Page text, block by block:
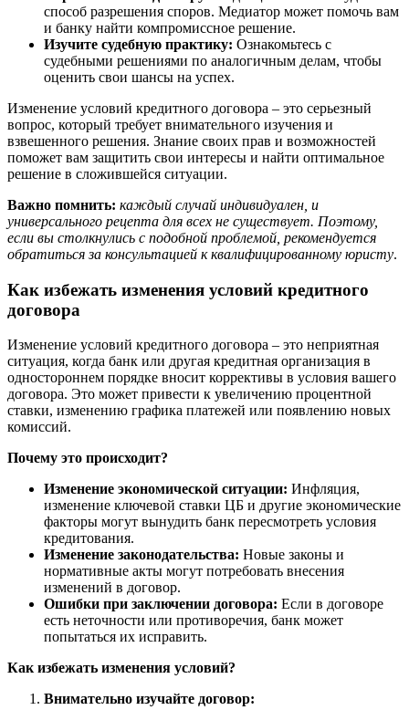
способ разрешения споров. Медиатор может помочь вам
и банку найти компромиссное решение.
Изучите судебную практику: Ознакомьтесь с
судебными решениями по аналогичным делам, чтобы
оценить свои шансы на успех.
Изменение условий кредитного договора – это серьезный
вопрос, который требует внимательного изучения и
взвешенного решения. Знание своих прав и возможностей
поможет вам защитить свои интересы и найти оптимальное
решение в сложившейся ситуации.
Важно помнить: каждый случай индивидуален, и
универсального рецепта для всех не существует. Поэтому,
если вы столкнулись с подобной проблемой, рекомендуется
обратиться за консультацией к квалифицированному юристу.
Как избежать изменения условий кредитного
договора
Изменение условий кредитного договора – это неприятная
ситуация, когда банк или другая кредитная организация в
одностороннем порядке вносит коррективы в условия вашего
договора. Это может привести к увеличению процентной
ставки, изменению графика платежей или появлению новых
комиссий.
Почему это происходит?
Изменение экономической ситуации: Инфляция,
изменение ключевой ставки ЦБ и другие экономические
факторы могут вынудить банк пересмотреть условия
кредитования.
Изменение законодательства: Новые законы и
нормативные акты могут потребовать внесения
изменений в договор.
Ошибки при заключении договора: Если в договоре
есть неточности или противоречия, банк может
попытаться их исправить.
Как избежать изменения условий?
Внимательно изучайте договор: